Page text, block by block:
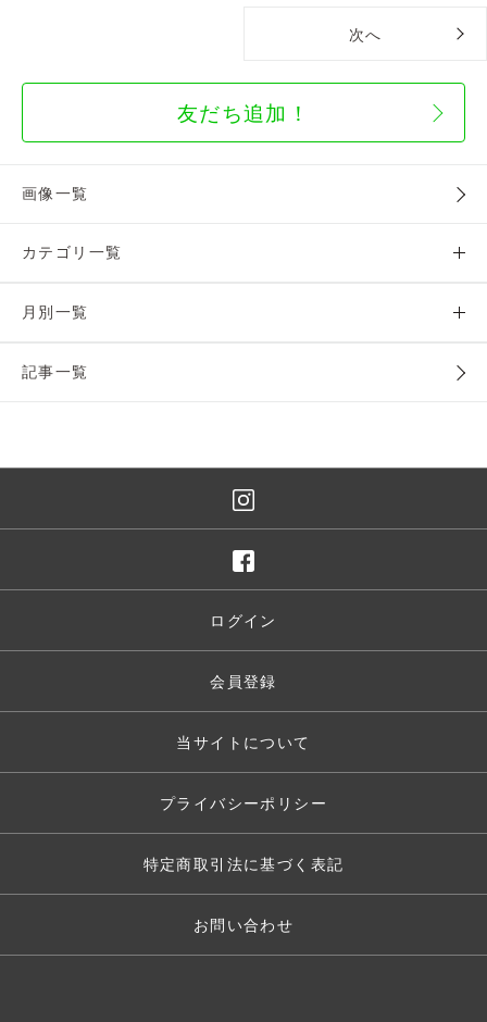
次へ
友だち追加！
画像一覧
カテゴリ一覧
月別一覧
記事一覧
ログイン
会員登録
当サイトについて
プライバシーポリシー
特定商取引法に基づく表記
お問い合わせ